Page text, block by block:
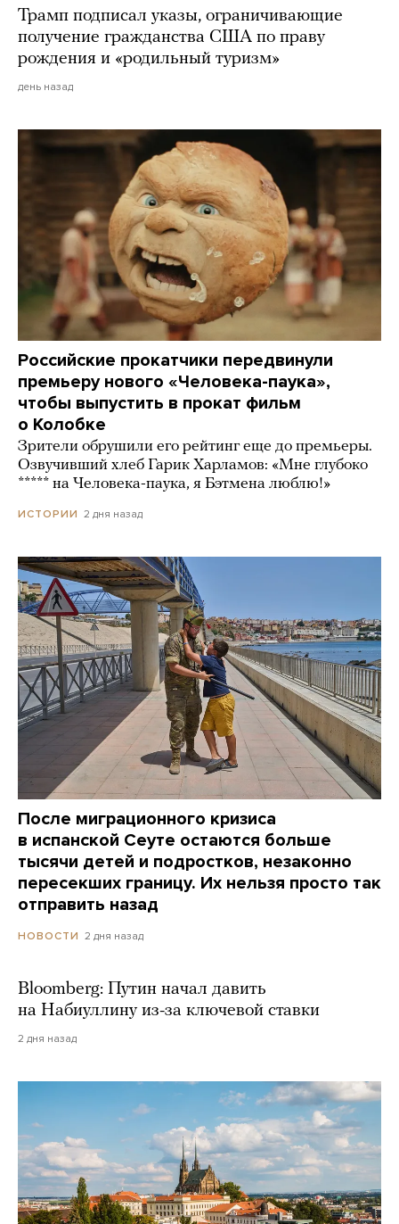
Трамп подписал указы, ограничивающие
получение гражданства США по праву
рождения и «родильный туризм»
день назад
Российские прокатчики передвинули
премьеру нового «Человека-паука»,
чтобы выпустить в прокат фильм
о Колобке
Зрители обрушили его рейтинг еще до премьеры.
Озвучивший хлеб Гарик Харламов: «Мне глубоко
***** на Человека-паука, я Бэтмена люблю!»
ИСТОРИИ 2 дня назад
После миграционного кризиса
в испанской Сеуте остаются больше
тысячи детей и подростков, незаконно
пересекших границу. Их нельзя просто так
отправить назад
НОВОСТИ 2 дня назад
Bloomberg: Путин начал давить
на Набиуллину из-за ключевой ставки
2 дня назад